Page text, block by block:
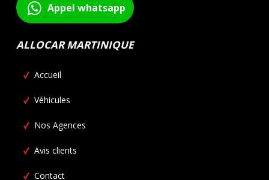
Appel whatsapp
ALLOCAR MARTINIQUE
Accueil
Véhicules
Nos Agences
Avis clients
Contact